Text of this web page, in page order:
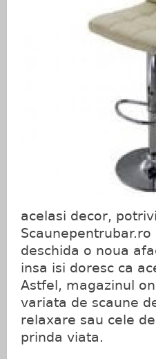
acelasi decor,
deschida o noua
insa isi doresc ca
Astfel, magazinul
variata de scaune
relaxare sau cele
prinda viata.